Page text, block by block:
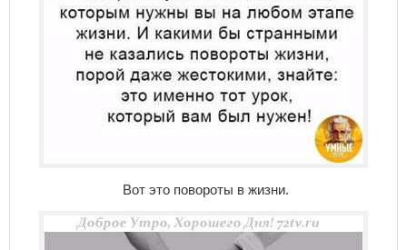
Вот это повороты в жизни.